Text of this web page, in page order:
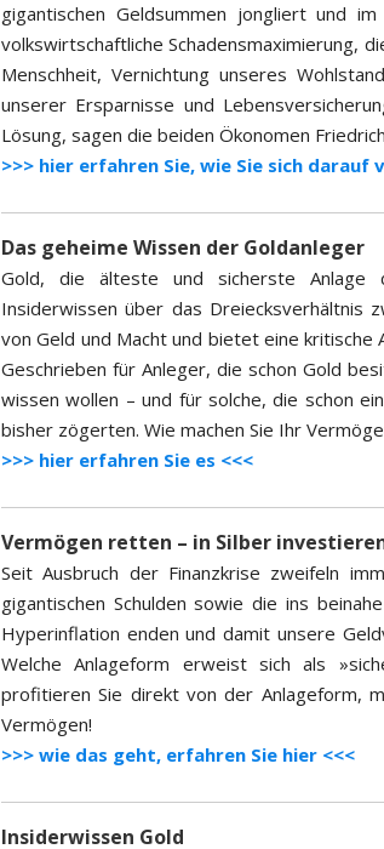
gigantischen Geldsummen jongliert und
volkswirtschaftliche Schadensmaximierung,
Menschheit, Vernichtung unseres
unserer Ersparnisse und
Lösung, sagen die beiden Ökonomen
>>> hier erfahren Sie, wie Sie sich darauf
Das geheime Wissen der Goldanleger
Gold, die älteste und sicherste Anlage
Insiderwissen über das Dreiecksverhältnis
von Geld und Macht und bietet eine
Geschrieben für Anleger, die schon Gold
wissen wollen – und für solche, die schon
bisher zögerten. Wie machen Sie Ihr
>>> hier erfahren Sie es <<<
Vermögen retten – in Silber
Seit Ausbruch der Finanzkrise zweifeln
gigantischen Schulden sowie die ins
Hyperinflation enden und damit unsere
Welche Anlageform erweist sich als
profitieren Sie direkt von der Anlageform,
Vermögen!
>>> wie das geht, erfahren Sie hier <<<
Insiderwissen Gold